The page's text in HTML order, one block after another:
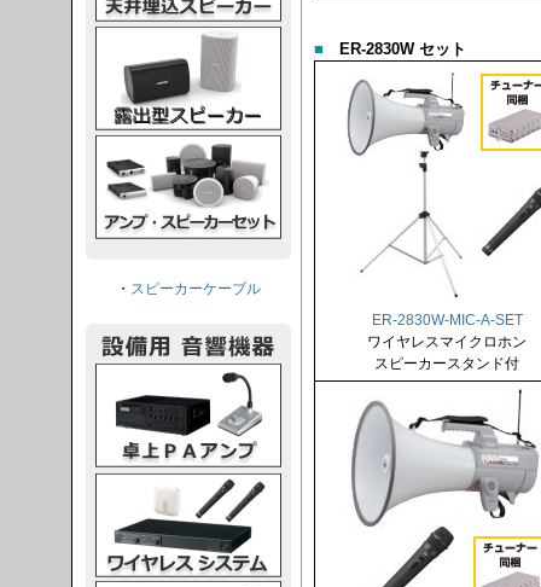
■ ER-2830W セット
ER-2830W-MIC-A-SET
ワイヤレスマイクロホン
スピーカースタンド付
・ スピーカーケーブル